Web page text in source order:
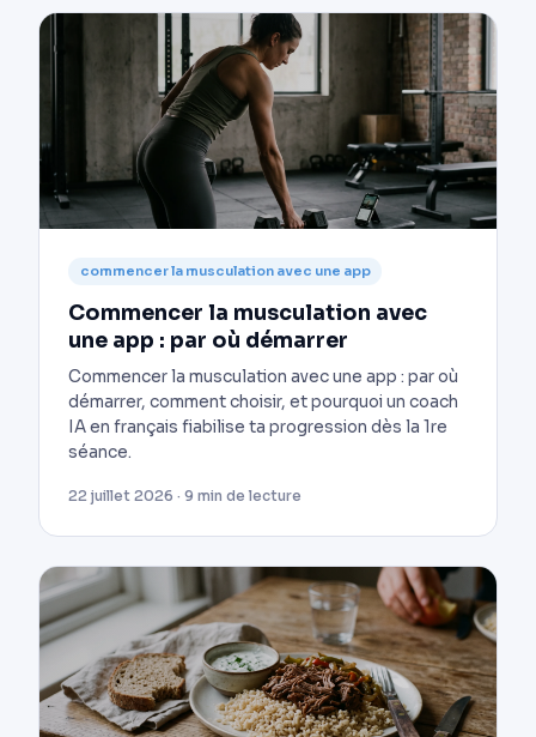
commencer la musculation avec une app
Commencer la musculation avec
une app : par où démarrer
Commencer la musculation avec une app : par où
démarrer, comment choisir, et pourquoi un coach
IA en français fiabilise ta progression dès la 1re
séance.
22 juillet 2026 · 9 min de lecture